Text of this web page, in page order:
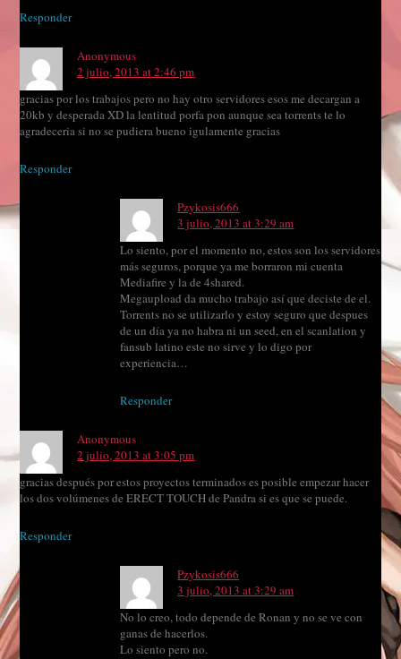
Responder
Anonymous
2 julio, 2013 at 2:46 pm
gracias por los trabajos pero no hay otro servidores esos me decargan a
20kb y desperada XD la lentitud porfa pon aunque sea torrents te lo
agradeceria si no se pudiera bueno igulamente gracias
Responder
Pzykosis666
3 julio, 2013 at 3:29 am
Lo siento, por el momento no, estos son los servidores
más seguros, porque ya me borraron mi cuenta
Mediafire y la de 4shared.
Megaupload da mucho trabajo así que deciste de el.
Torrents no se utilizarlo y estoy seguro que despues
de un día ya no habra ni un seed, en el scanlation y
fansub latino este no sirve y lo digo por
experiencia…
Responder
Anonymous
2 julio, 2013 at 3:05 pm
gracias después por estos proyectos terminados es posible empezar hacer
los dos volúmenes de ERECT TOUCH de Pandra si es que se puede.
Responder
Pzykosis666
3 julio, 2013 at 3:29 am
No lo creo, todo depende de Ronan y no se ve con
ganas de hacerlos.
Lo siento pero no.